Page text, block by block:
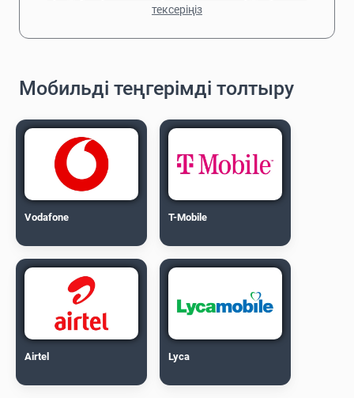
тексеріңіз
Мобильді теңгерімді толтыру
Vodafone T-Mobile
Airtel Lyca